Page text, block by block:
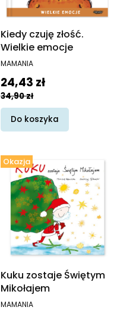
Kiedy czuję złość.
Wielkie emocje
PRODUCENT
MAMANIA
Cena promocyjna
24,43 zł
34,90 zł
Do koszyka
Okazja
Kuku zostaje Świętym
Mikołajem
PRODUCENT
MAMANIA